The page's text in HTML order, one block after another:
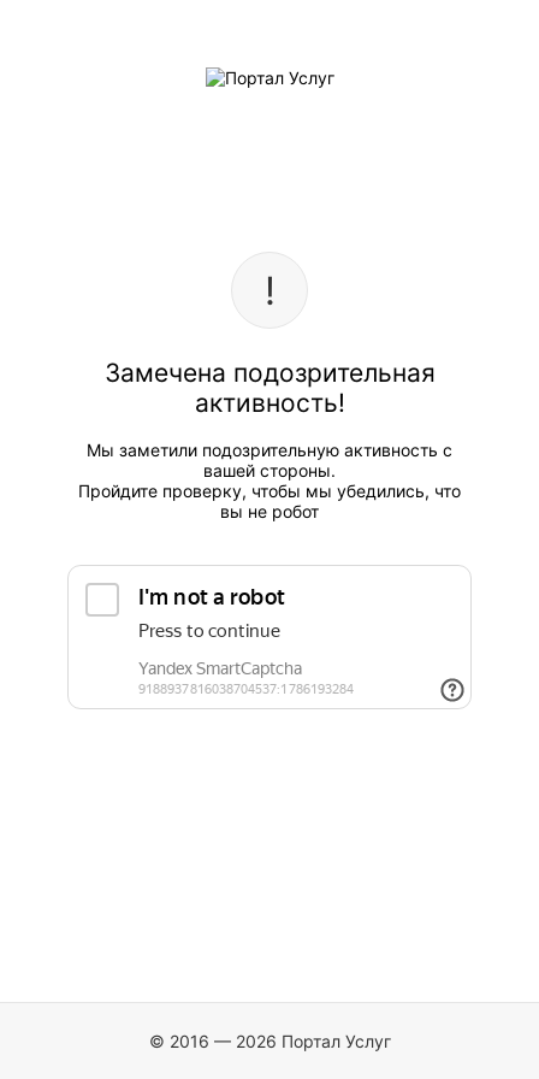
Замечена подозрительная
активность!
Мы заметили подозрительную активность с
вашей стороны.
Пройдите проверку, чтобы мы убедились, что
вы не робот
© 2016 — 2026 Портал Услуг